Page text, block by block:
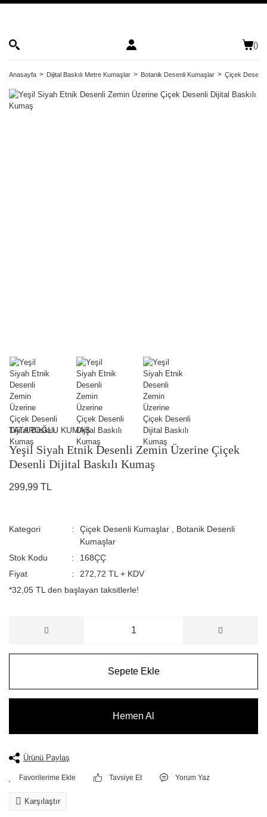
()
Anasayfa Dijital Baskılı Metre Kumaşlar Botanik Desenli Kumaşlar Çiçek Desenli
TATAROĞLU KUMAŞ
Yeşil Siyah Etnik Desenli Zemin Üzerine Çiçek
Desenli Dijital Baskılı Kumaş
299,99 TL
Kategori Çiçek Desenli Kumaşlar
Botanik Desenli
Kumaşlar
Stok Kodu
168ÇÇ
Fiyat
272,72 TL + KDV
*32,05 TL den başlayan taksitlerle!
Sepete Ekle
Hemen Al
Ürünü Paylaş
Tavsiye Et Yorum Yaz
Karşılaştır